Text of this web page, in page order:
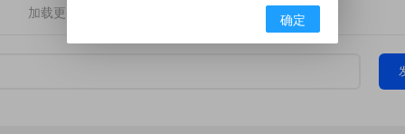
加载更多 确定